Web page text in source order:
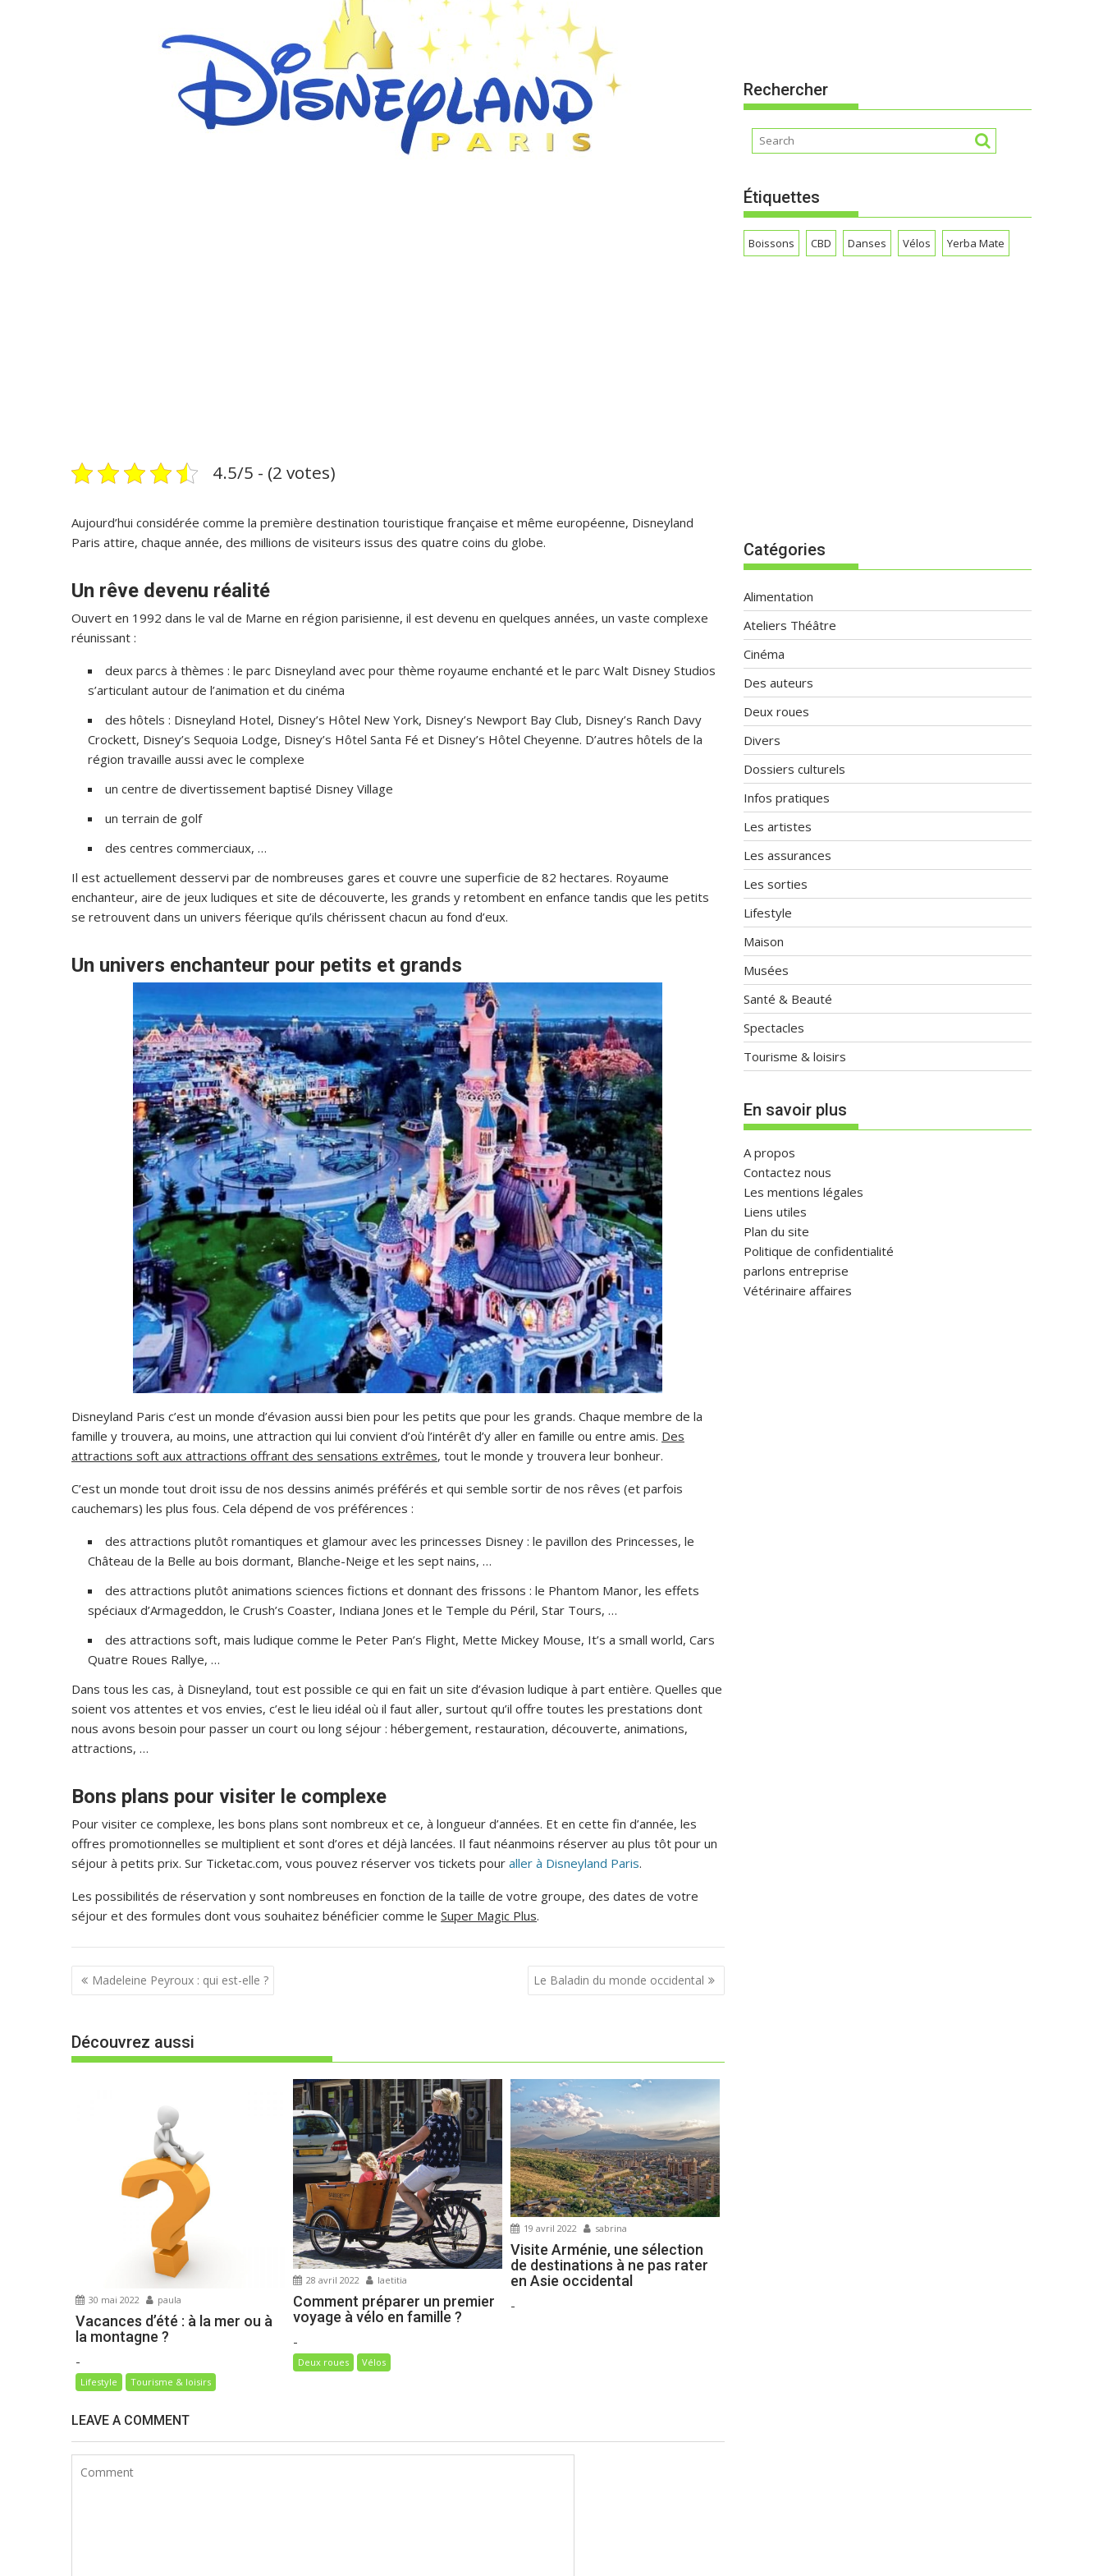
4.5/5 - (2 votes)
Aujourd’hui considérée comme la première destination touristique française et même européenne, Disneyland
Paris attire, chaque année, des millions de visiteurs issus des quatre coins du globe.
Un rêve devenu réalité
Ouvert en 1992 dans le val de Marne en région parisienne, il est devenu en quelques années, un vaste complexe
réunissant :
deux parcs à thèmes : le parc Disneyland avec pour thème royaume enchanté et le parc Walt Disney Studios
s’articulant autour de l’animation et du cinéma
des hôtels : Disneyland Hotel, Disney’s Hôtel New York, Disney’s Newport Bay Club, Disney’s Ranch Davy
Crockett, Disney’s Sequoia Lodge, Disney’s Hôtel Santa Fé et Disney’s Hôtel Cheyenne. D’autres hôtels de la
région travaille aussi avec le complexe
un centre de divertissement baptisé Disney Village
un terrain de golf
des centres commerciaux, …
Il est actuellement desservi par de nombreuses gares et couvre une superficie de 82 hectares. Royaume
enchanteur, aire de jeux ludiques et site de découverte, les grands y retombent en enfance tandis que les petits
se retrouvent dans un univers féerique qu’ils chérissent chacun au fond d’eux.
Un univers enchanteur pour petits et grands
Disneyland Paris c’est un monde d’évasion aussi bien pour les petits que pour les grands. Chaque membre de la
famille y trouvera, au moins, une attraction qui lui convient d’où l’intérêt d’y aller en famille ou entre amis. Des
attractions soft aux attractions offrant des sensations extrêmes, tout le monde y trouvera leur bonheur.
C’est un monde tout droit issu de nos dessins animés préférés et qui semble sortir de nos rêves (et parfois
cauchemars) les plus fous. Cela dépend de vos préférences :
des attractions plutôt romantiques et glamour avec les princesses Disney : le pavillon des Princesses, le
Château de la Belle au bois dormant, Blanche-Neige et les sept nains, …
des attractions plutôt animations sciences fictions et donnant des frissons : le Phantom Manor, les effets
spéciaux d’Armageddon, le Crush’s Coaster, Indiana Jones et le Temple du Péril, Star Tours, …
des attractions soft, mais ludique comme le Peter Pan’s Flight, Mette Mickey Mouse, It’s a small world, Cars
Quatre Roues Rallye, …
Dans tous les cas, à Disneyland, tout est possible ce qui en fait un site d’évasion ludique à part entière. Quelles que
soient vos attentes et vos envies, c’est le lieu idéal où il faut aller, surtout qu’il offre toutes les prestations dont
nous avons besoin pour passer un court ou long séjour : hébergement, restauration, découverte, animations,
attractions, …
Bons plans pour visiter le complexe
Pour visiter ce complexe, les bons plans sont nombreux et ce, à longueur d’années. Et en cette fin d’année, les
offres promotionnelles se multiplient et sont d’ores et déjà lancées. Il faut néanmoins réserver au plus tôt pour un
séjour à petits prix. Sur Ticketac.com, vous pouvez réserver vos tickets pour aller à Disneyland Paris.
Les possibilités de réservation y sont nombreuses en fonction de la taille de votre groupe, des dates de votre
séjour et des formules dont vous souhaitez bénéficier comme le Super Magic Plus.
N
a
i
g
r
t
c
l
Madeleine Peyroux : qui est-elle ? Le Baladin du monde occidental
Découvrez aussi
30 mai 2022 paula
Vacances d’été : à la mer ou à
la montagne ?
-
Lifestyle Tourisme & loisirs
28 avril 2022 laetitia
Comment préparer un premier
voyage à vélo en famille ?
-
Deux roues Vélos
19 avril 2022 sabrina
Visite Arménie, une sélection
de destinations à ne pas rater
en Asie occidental
-
LEAVE A COMMENT
Rechercher
Étiquettes
Boissons CBD Danses Vélos Yerba Mate
Catégories
Alimentation
Ateliers Théâtre
Cinéma
Des auteurs
Deux roues
Divers
Dossiers culturels
Infos pratiques
Les artistes
Les assurances
Les sorties
Lifestyle
Maison
Musées
Santé & Beauté
Spectacles
Tourisme & loisirs
En savoir plus
A propos
Contactez nous
Les mentions légales
Liens utiles
Plan du site
Politique de confidentialité
parlons entreprise
Vétérinaire affaires